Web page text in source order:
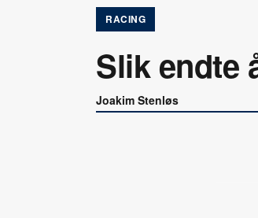
RACING
Slik endte
Joakim Stenløs